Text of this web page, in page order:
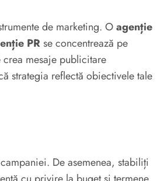
de marketing. Oagenție
PRse concentrează pe
crea mesaje publicitare
strategia reflectă obiectivele tale
De asemenea, stabiliți